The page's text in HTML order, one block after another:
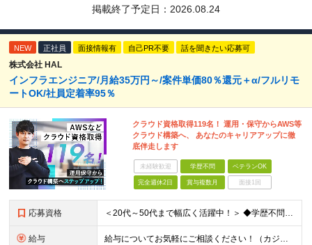
掲載終了予定日： 2026.08.24
NEW 正社員 面接情報有 自己PR不要 話を聞きたい応募可
株式会社 HAL
インフラエンジニア/月給35万円～/案件単価80％還元＋α/フルリモ
ートOK/社員定着率95％
クラウド資格取得119名！ 運用・保守からAWS等
クラウド構築へ、 あなたのキャリアアップに徹
底伴走します
未経験歓迎 学歴不問 ベテランOK
完全週休2日 賞与複数月 面接1回
応募資格 ＜20代～50代まで幅広く活躍中！＞ ◆学歴不問 ◆何らかのインフラ関連の実務経験 ★経験年数不問/運用監視レベルも歓迎 ＜こんな方は大歓迎！＞ ◎今の収入に不満がある ◎もっと上流の案件で活躍した
給与 給与についてお気軽にご相談ください！（カジュアル面談可能） 月給35万円～＋各種手当＋賞与2回 ※固定残業代は、時間外労働の有無に関わらず40時間分を87,500円～支給 ※超過分は別途支給 ※試用